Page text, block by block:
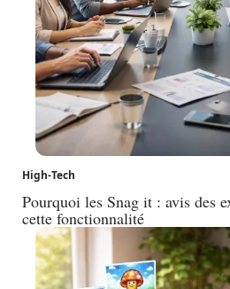
High-Tech
Pourquoi les Snag it : avis des
cette fonctionnalité